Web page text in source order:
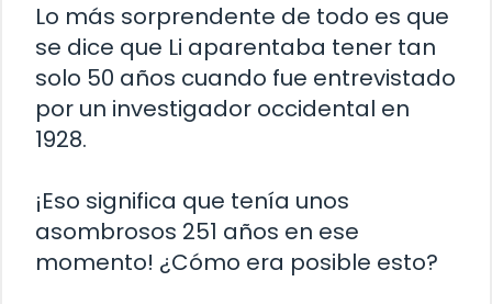
Lo más sorprendente de todo es que
se dice que Li aparentaba tener tan
solo 50 años cuando fue entrevistado
por un investigador occidental en
1928.
¡Eso significa que tenía unos
asombrosos 251 años en ese
momento! ¿Cómo era posible esto?